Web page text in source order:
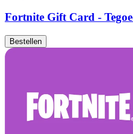
Fortnite Gift Card -
Bestellen